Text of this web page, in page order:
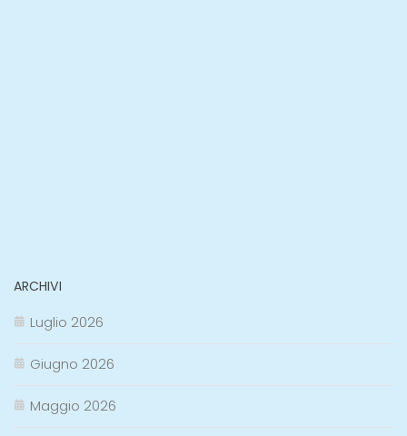
ARCHIVI
Luglio 2026
Giugno 2026
Maggio 2026